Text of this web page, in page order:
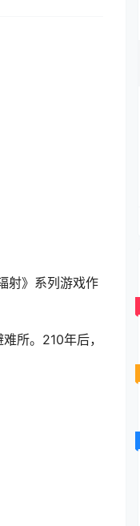
射》系列游戏作
所。210年后，